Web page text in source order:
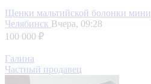
Щенки мальтийской болонки мини
Челябинск Вчера, 09:28
100 000 ₽
Галина
Частный продавец